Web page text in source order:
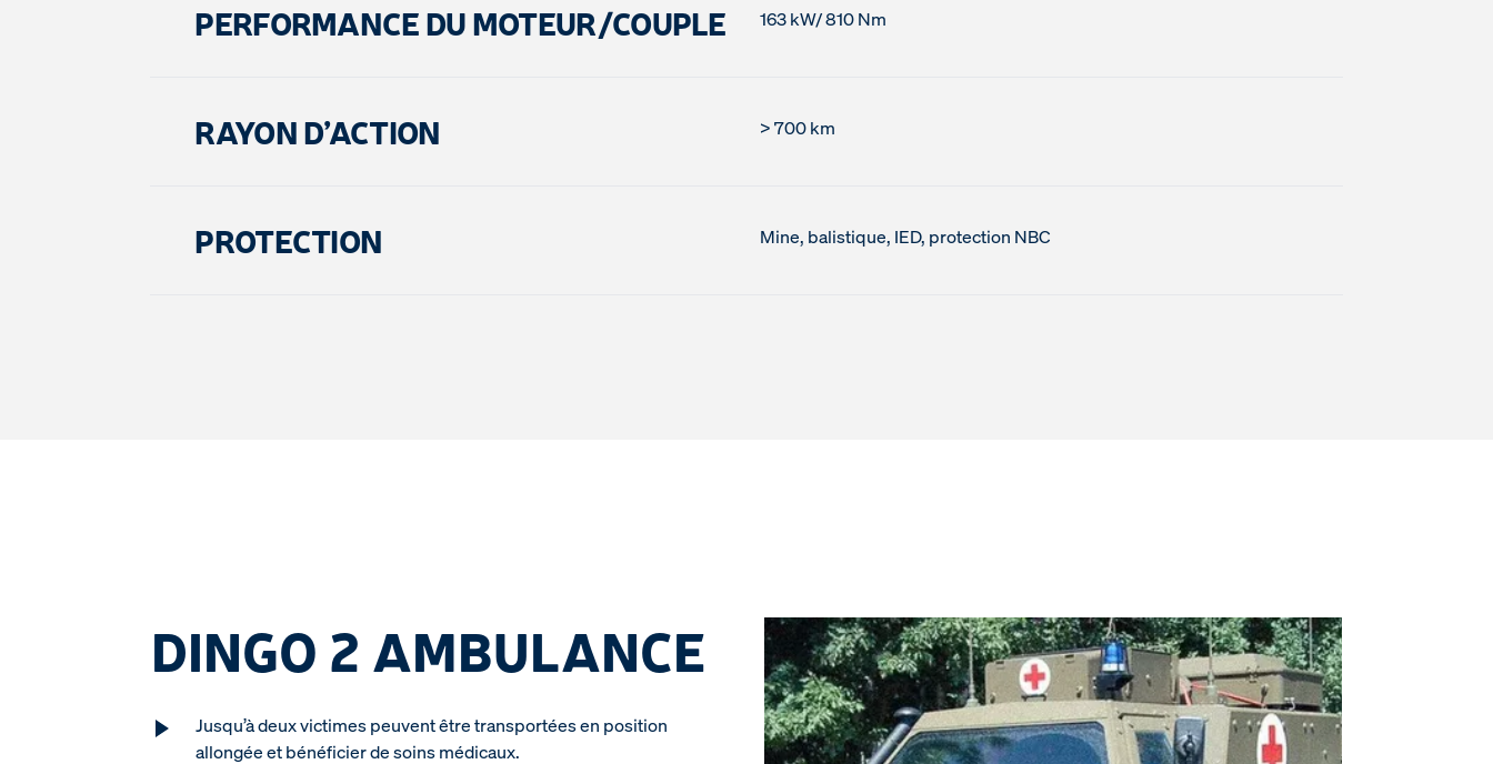
PERFORMANCE DU MOTEUR/COUPLE 163 kW/ 810 Nm
RAYON D’ACTION > 700 km
PROTECTION Mine, balistique, IED, protection NBC
DINGO 2 AMBULANCE
Jusqu’à deux victimes peuvent être transportées en position
allongée et bénéficier de soins médicaux.